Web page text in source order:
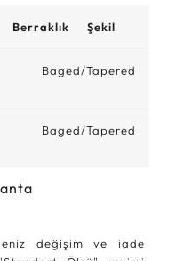
Berraklık Şekil
Baged/Tapered
Baged/Tapered
değişim ve iade